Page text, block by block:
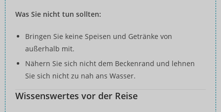
Was Sie nicht tun sollten:
Bringen Sie keine Speisen und Getränke von
außerhalb mit.
Nähern Sie sich nicht dem Beckenrand und lehnen
Sie sich nicht zu nah ans Wasser.
Wissenswertes vor der Reise